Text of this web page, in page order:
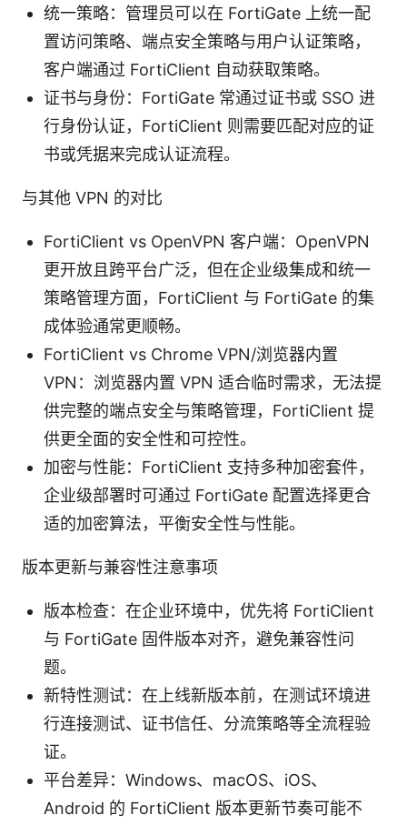
统一策略：管理员可以在 FortiGate 上统一配
置访问策略、端点安全策略与用户认证策略，
客户端通过 FortiClient 自动获取策略。
证书与身份：FortiGate 常通过证书或 SSO 进
行身份认证，FortiClient 则需要匹配对应的证
书或凭据来完成认证流程。
与其他 VPN 的对比
FortiClient vs OpenVPN 客户端：OpenVPN
更开放且跨平台广泛，但在企业级集成和统一
策略管理方面，FortiClient 与 FortiGate 的集
成体验通常更顺畅。
FortiClient vs Chrome VPN/浏览器内置
VPN：浏览器内置 VPN 适合临时需求，无法提
供完整的端点安全与策略管理，FortiClient 提
供更全面的安全性和可控性。
加密与性能：FortiClient 支持多种加密套件，
企业级部署时可通过 FortiGate 配置选择更合
适的加密算法，平衡安全性与性能。
版本更新与兼容性注意事项
版本检查：在企业环境中，优先将 FortiClient
与 FortiGate 固件版本对齐，避免兼容性问
题。
新特性测试：在上线新版本前，在测试环境进
行连接测试、证书信任、分流策略等全流程验
证。
平台差异：Windows、macOS、iOS、
Android 的 FortiClient 版本更新节奏可能不